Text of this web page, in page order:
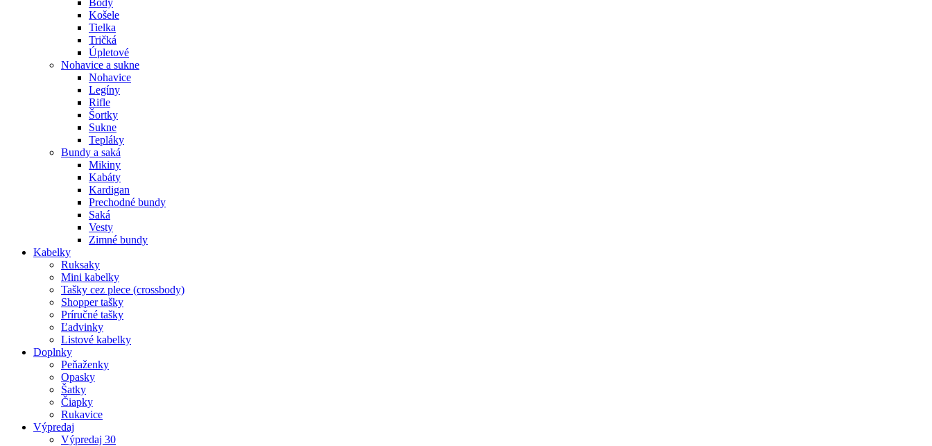
Košele
Tielka
Tričká
Úpletové
Nohavice a sukne
Nohavice
Legíny
Rifle
Šortky
Sukne
Tepláky
Bundy a saká
Mikiny
Kabáty
Kardigan
Prechodné bundy
Saká
Vesty
Zimné bundy
Kabelky
Ruksaky
Mini kabelky
Tašky cez plece (crossbody)
Shopper tašky
Príručné tašky
Ľadvinky
Listové kabelky
Doplnky
Peňaženky
Opasky
Šatky
Čiapky
Rukavice
Výpredaj
Výpredaj 30